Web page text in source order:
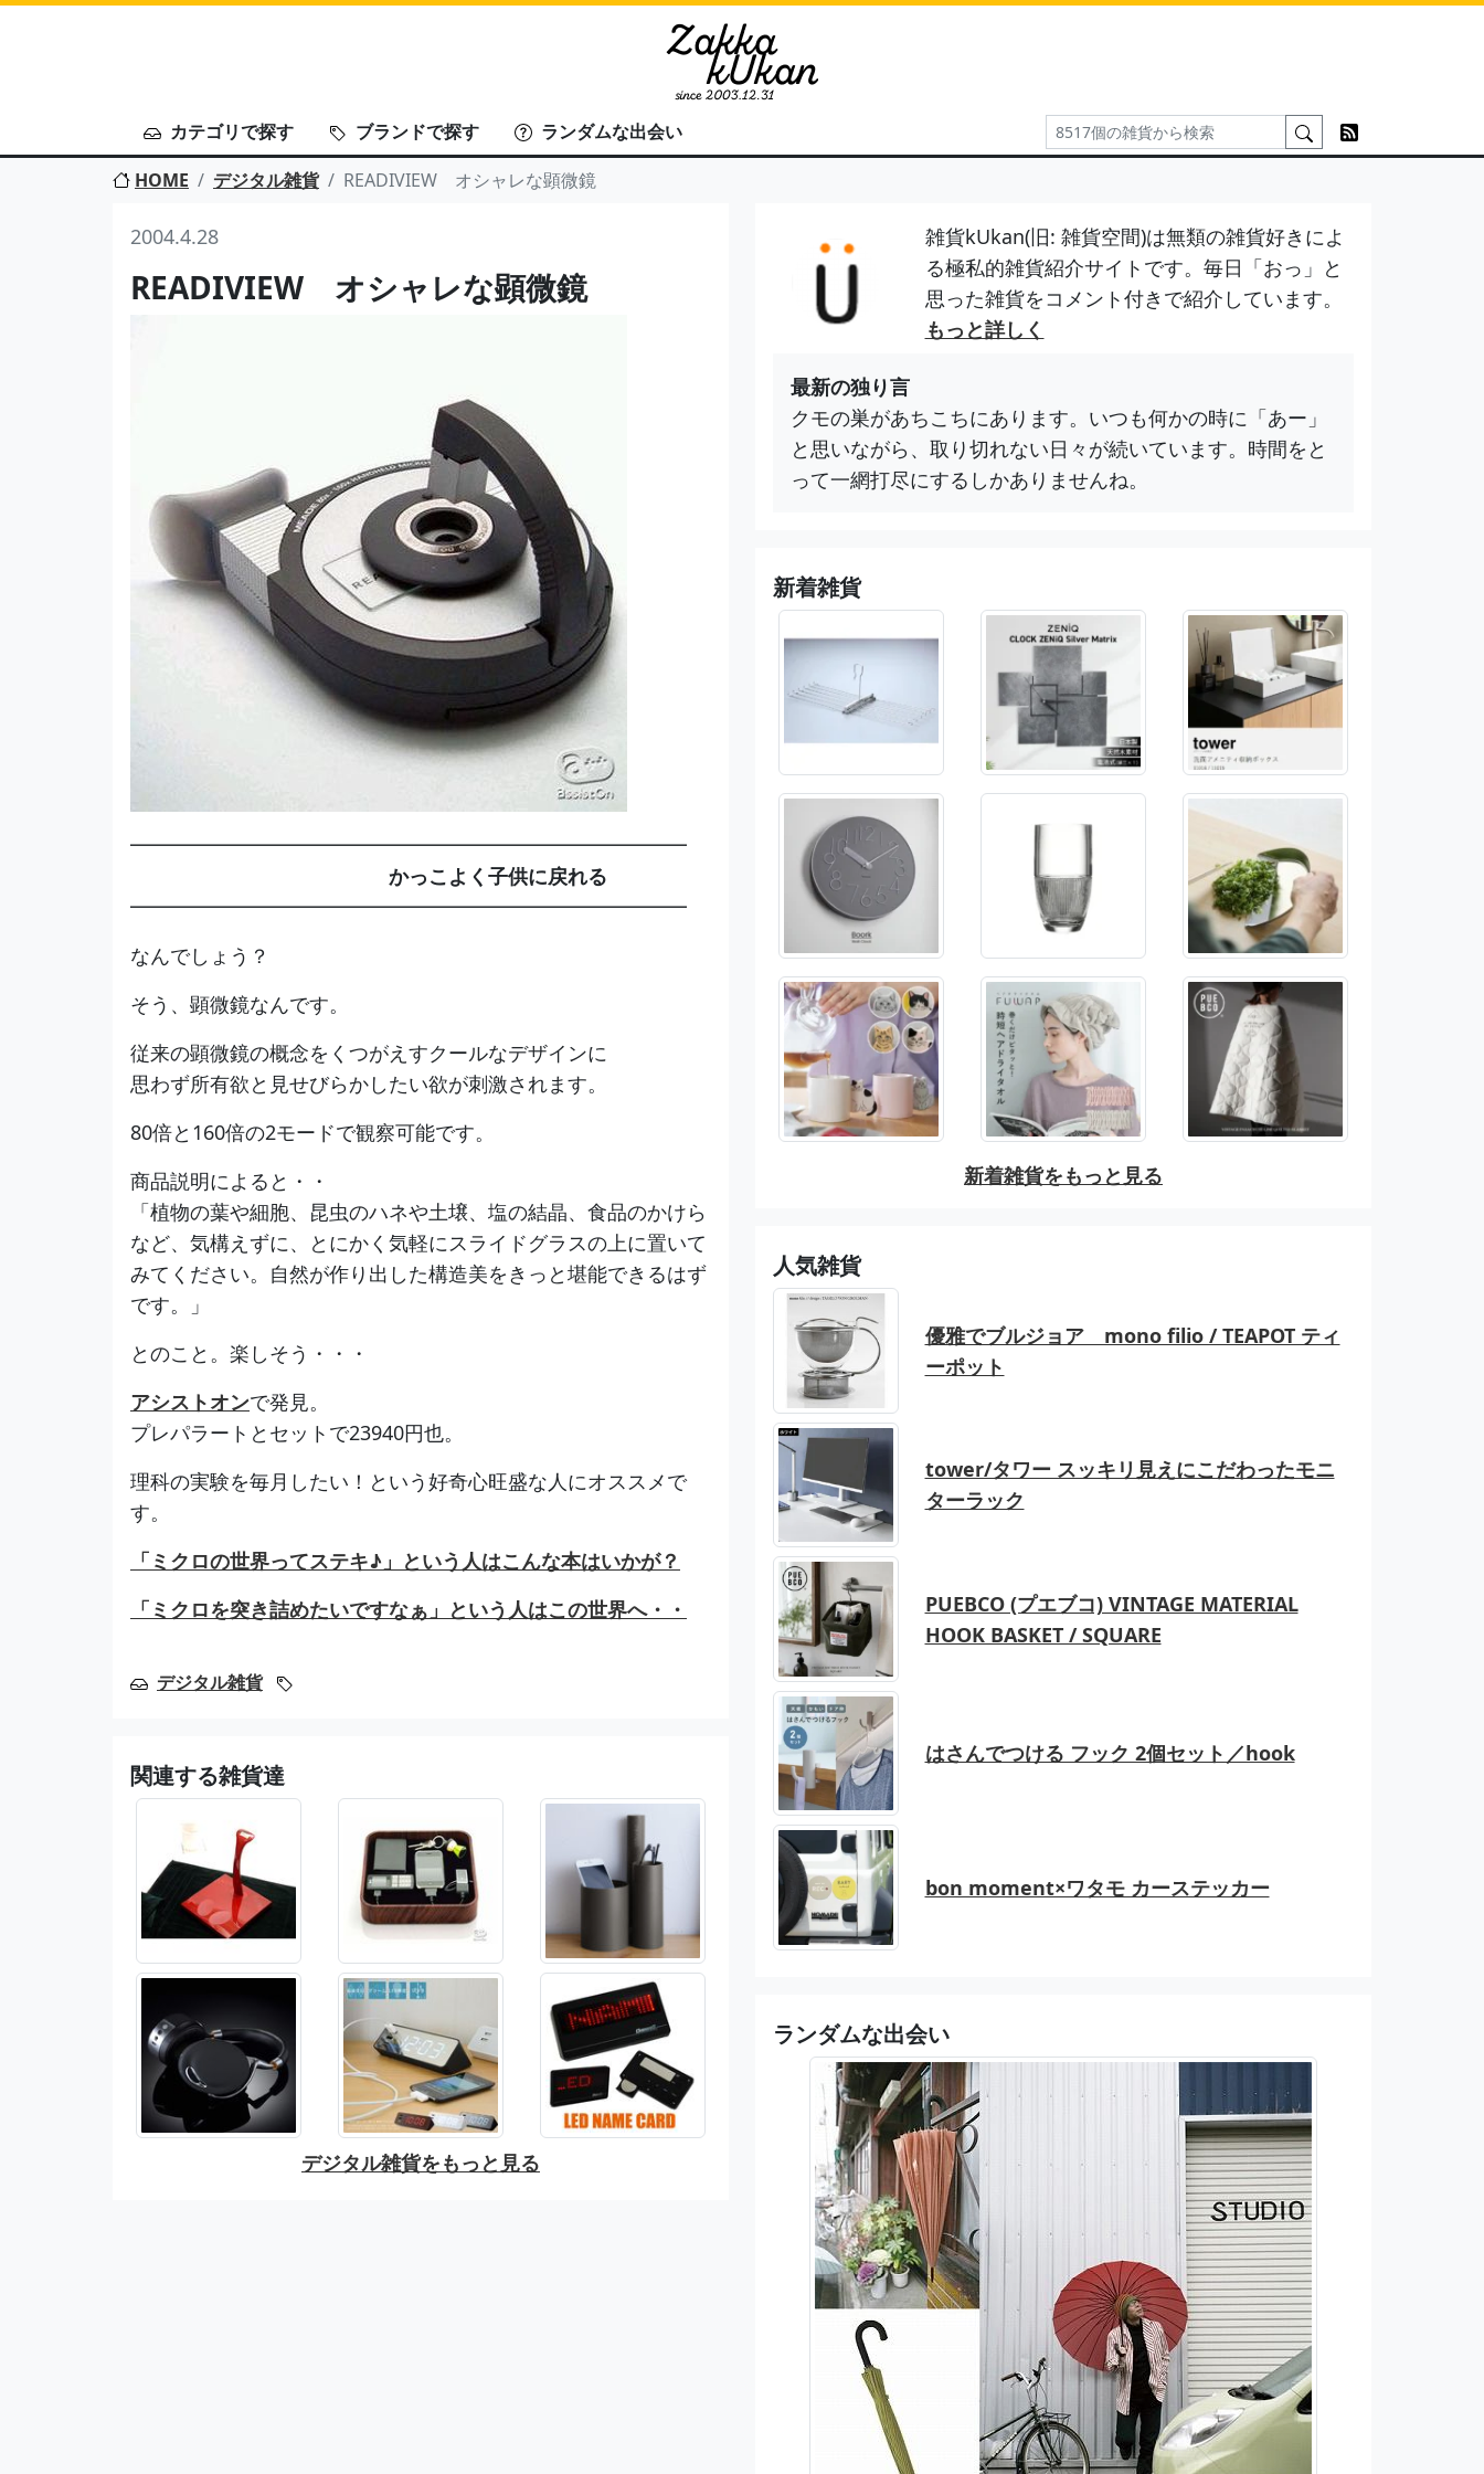
カテゴリで探す ブランドで探す
ランダムな出会い
HOME
デジタル雑貨 READIVIEW オシャレな顕微鏡
2004.4.28
READIVIEW オシャレな顕微鏡
━━━━━━━━━━━━━━━━━━━━━━━━━━━━
かっこよく子供に戻れる
━━━━━━━━━━━━━━━━━━━━━━━━━━━━
なんでしょう？
そう、顕微鏡なんです。
従来の顕微鏡の概念をくつがえすクールなデザインに
思わず所有欲と見せびらかしたい欲が刺激されます。
80倍と160倍の2モードで観察可能です。
商品説明によると・・
「植物の葉や細胞、昆虫のハネや土壌、塩の結晶、食品のかけら
など、気構えずに、とにかく気軽にスライドグラスの上に置いて
みてください。自然が作り出した構造美をきっと堪能できるはず
です。」
とのこと。楽しそう・・・
アシストオンで発見。
プレパラートとセットで23940円也。
理科の実験を毎月したい！という好奇心旺盛な人にオススメで
す。
「ミクロの世界ってステキ♪」という人はこんな本はいかが？
「ミクロを突き詰めたいですなぁ」という人はこの世界へ・・
デジタル雑貨
関連する雑貨達
デジタル雑貨をもっと見る
雑貨kUkan(旧: 雑貨空間)は無類の雑貨好きによ
る極私的雑貨紹介サイトです。毎日「おっ」と
思った雑貨をコメント付きで紹介しています。
もっと詳しく
最新の独り言
クモの巣があちこちにあります。いつも何かの時に「あー」
と思いながら、取り切れない日々が続いています。時間をと
って一網打尽にするしかありませんね。
新着雑貨
新着雑貨をもっと見る
人気雑貨
優雅でブルジョア mono filio / TEAPOT ティ
ーポット
tower/タワー スッキリ見えにこだわったモニ
ターラック
PUEBCO (プエブコ) VINTAGE MATERIAL
HOOK BASKET / SQUARE
はさんでつける フック 2個セット／hook
bon moment×ワタモ カーステッカー
ランダムな出会い